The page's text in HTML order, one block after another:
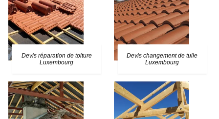
Devis réparation de toiture
Luxembourg
Devis changement de tuile
Luxembourg